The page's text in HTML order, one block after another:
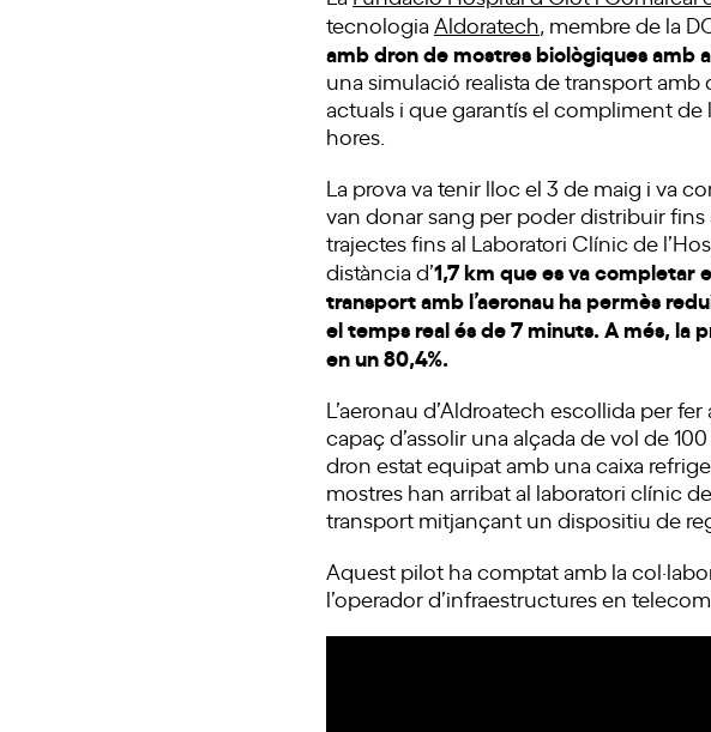
tecnologia Aldoratech, membre de la
amb dron de mostres biològiques amb
una simulació realista de transport
actuals i que garantís el compliment
hores.
La prova va tenir lloc el 3 de maig i va
van donar sang per poder distribuir fins
trajectes fins al Laboratori Clínic de
distància d’1,7 km que es va completar
transport amb l’aeronau ha permès
el temps real és de 7 minuts. A més, la
en un 80,4%.
L’aeronau d’Aldroatech escollida per
capaç d’assolir una alçada de vol de
dron estat equipat amb una caixa
mostres han arribat al laboratori clínic
transport mitjançant un dispositiu de
Aquest pilot ha comptat amb la
l’operador d’infraestructures en